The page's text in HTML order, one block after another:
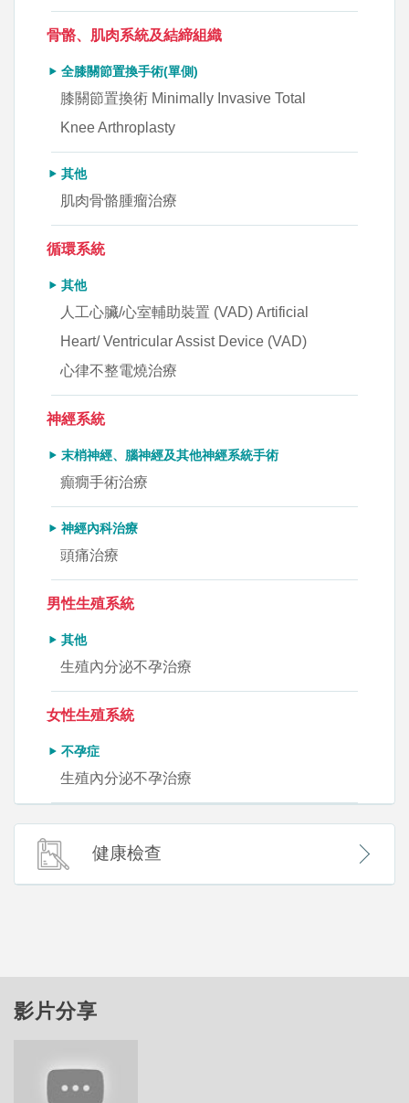
骨骼、肌肉系統及結締組織
全膝關節置換手術(單側)
膝關節置換術 Minimally Invasive Total
Knee Arthroplasty
其他
肌肉骨骼腫瘤治療
循環系統
其他
人工心臟/心室輔助裝置 (VAD) Artificial
Heart/ Ventricular Assist Device (VAD)
心律不整電燒治療
神經系統
末梢神經、腦神經及其他神經系統手術
癲癇手術治療
神經內科治療
頭痛治療
男性生殖系統
其他
生殖內分泌不孕治療
女性生殖系統
不孕症
生殖內分泌不孕治療
健康檢查
影片分享